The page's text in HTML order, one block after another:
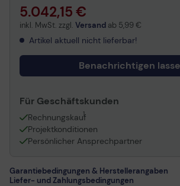
Cisco Catalyst 2960CX-8TC-L Switch WS-
Cisco Catalyst 2960CX-8PC-L Switch WS-
5.042,15 €
inkl. MwSt. zzgl. Versand ab 5,99 €
Artikel aktuell nicht lieferbar!
Benachrichtigen
Für Geschäftskunden
Rechnungskauf
1
Projektkonditionen
Persönlicher Ansprechpartner
Garantiebedingungen & Herstellerangaben
Liefer- und Zahlungsbedingungen